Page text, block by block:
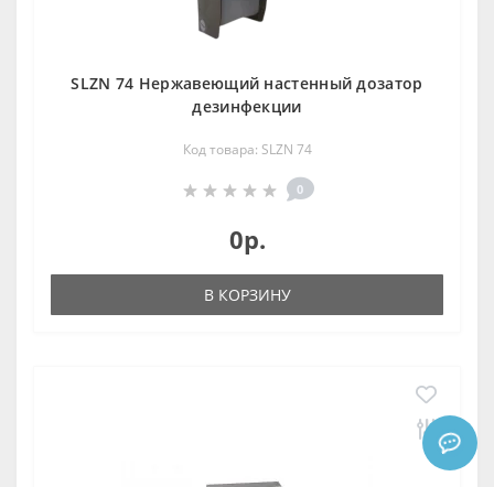
SLZN 74 Нержавеющий настенный дозатор
дезинфекции
Код товара: SLZN 74
0
0р.
В КОРЗИНУ